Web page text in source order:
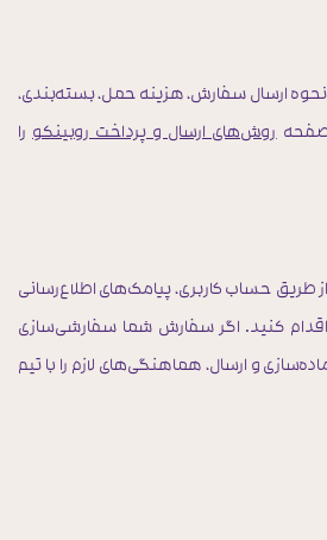
نحوه ارسال سفارش، هزینه حمل، بسته‌بندی،
صفحهروش‌های ارسال و پرداخت روبینکورا
طریق حساب کاربری، پیامک‌های اطلاع‌رسانی
اقدام کنید. اگر سفارش شما سفارشی‌سازی
و ارسال، هماهنگی‌های لازم را با تیم